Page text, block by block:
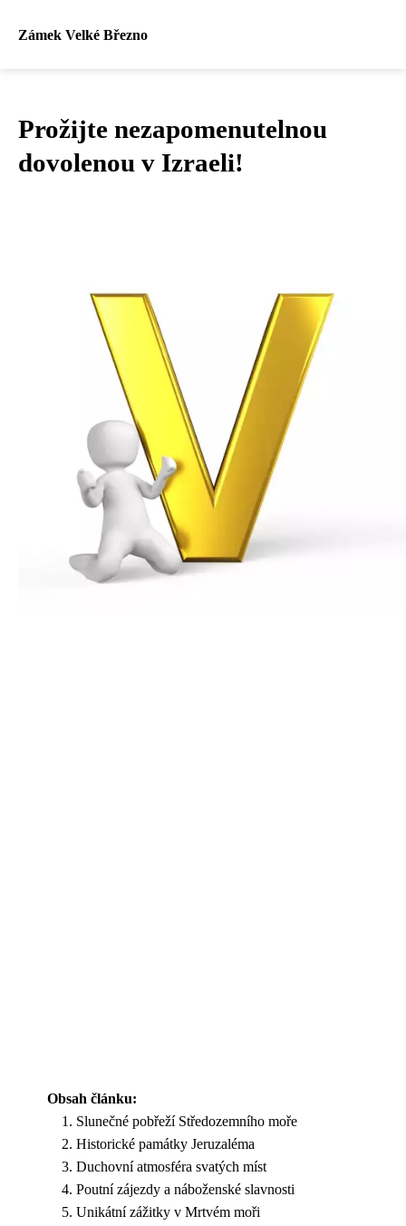
Zámek Velké Březno
Prožijte nezapomenutelnou
dovolenou v Izraeli!
Obsah článku:
Slunečné pobřeží Středozemního moře
Historické památky Jeruzaléma
Duchovní atmosféra svatých míst
Poutní zájezdy a náboženské slavnosti
Unikátní zážitky v Mrtvém moři